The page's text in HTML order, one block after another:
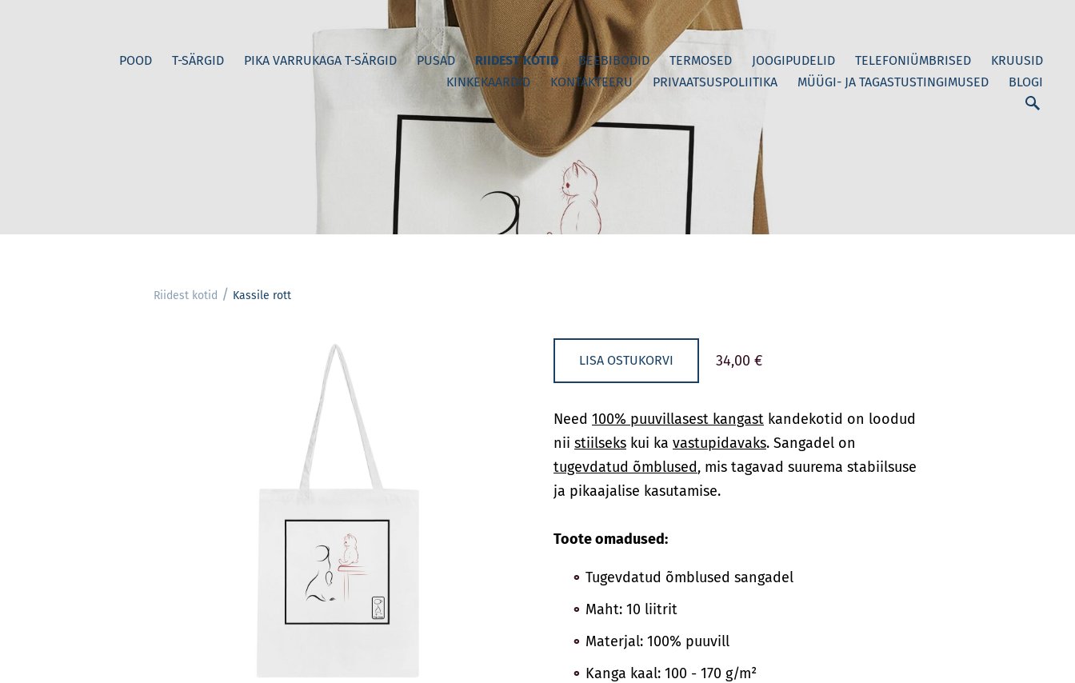
POOD T-SÄRGID PIKA VARRUKAGA T-SÄRGID PUSAD RIIDEST KOTID BEEBIBODID TERMOSED JOOGIPUDELID TELEFONIÜMBRISED
KRUUSID
KINKEKAARDID
KONTAKTEERU PRIVAATSUSPOLIITIKA MÜÜGI- JA TAGASTUSTINGIMUSED BLOGI
Riidest kotid / Kassile rott
LISA OSTUKORVI 34,00 €
Need 100% puuvillasest kangast kandekotid on loodud
nii stiilseks kui ka vastupidavaks. Sangadel on
tugevdatud õmblused, mis tagavad suurema stabiilsuse
ja pikaajalise kasutamise.
Toote omadused:
Tugevdatud õmblused sangadel
Maht: 10 liitrit
Materjal: 100% puuvill
Kanga kaal: 100 - 170 g/m²